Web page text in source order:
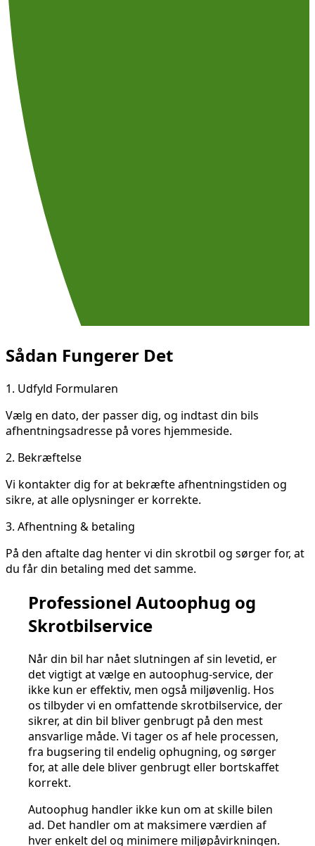
Sådan Fungerer Det
1. Udfyld Formularen
Vælg en dato, der passer dig, og indtast din bils
afhentningsadresse på vores hjemmeside.
2. Bekræftelse
Vi kontakter dig for at bekræfte afhentningstiden og
sikre, at alle oplysninger er korrekte.
3. Afhentning & betaling
På den aftalte dag henter vi din skrotbil og sørger for, at
du får din betaling med det samme.
Professionel Autoophug og
Skrotbilservice
Når din bil har nået slutningen af sin levetid, er
det vigtigt at vælge en autoophug-service, der
ikke kun er effektiv, men også miljøvenlig. Hos
os tilbyder vi en omfattende skrotbilservice, der
sikrer, at din bil bliver genbrugt på den mest
ansvarlige måde. Vi tager os af hele processen,
fra bugsering til endelig ophugning, og sørger
for, at alle dele bliver genbrugt eller bortskaffet
korrekt.
Autoophug handler ikke kun om at skille bilen
ad. Det handler om at maksimere værdien af
hver enkelt del og minimere miljøpåvirkningen.